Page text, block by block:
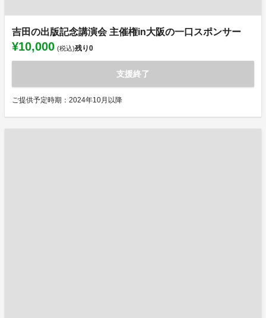
吉田の出版記念講演会 主催権in大阪の一口スポンサー
¥10,000 (税込)残り0
支援終了
ご提供予定時期：2024年10月以降